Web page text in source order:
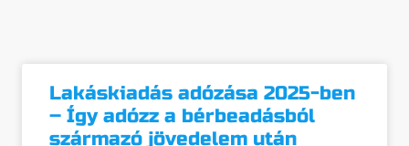
Lakáskiadás adózása 2025-ben
– Így adózz a bérbeadásból
származó jövedelem után